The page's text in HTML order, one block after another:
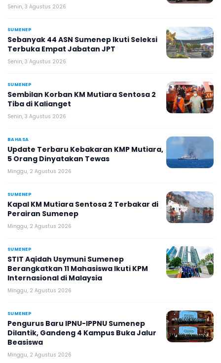
Senin, 3 Agustus 2026
SUMENEP
Sebanyak 44 ASN Sumenep Ikuti Seleksi
Terbuka Empat Jabatan JPT
Senin, 3 Agustus 2026
SUMENEP
Sembilan Korban KM Mutiara Sentosa 2
Tiba di Kalianget
Senin, 3 Agustus 2026
BAHASA
Update Terbaru Kebakaran KMP Mutiara,
5 Orang Dinyatakan Tewas
Minggu, 2 Agustus 2026
SUMENEP
Kapal KM Mutiara Sentosa 2 Terbakar di
Perairan Sumenep
Minggu, 2 Agustus 2026
SUMENEP
STIT Aqidah Usymuni Sumenep
Berangkatkan 11 Mahasiswa Ikuti KPM
Internasional di Malaysia
Minggu, 2 Agustus 2026
SUMENEP
Pengurus Baru IPNU-IPPNU Sumenep
Dilantik, Gandeng 4 Kampus Buka Jalur
Beasiswa
Minggu, 2 Agustus 2026